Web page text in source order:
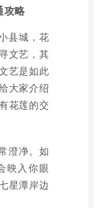
攻略
县城，花
文艺，其
艺是如此
大家介绍
花莲的交
澄净。如
映入你眼
星潭岸边